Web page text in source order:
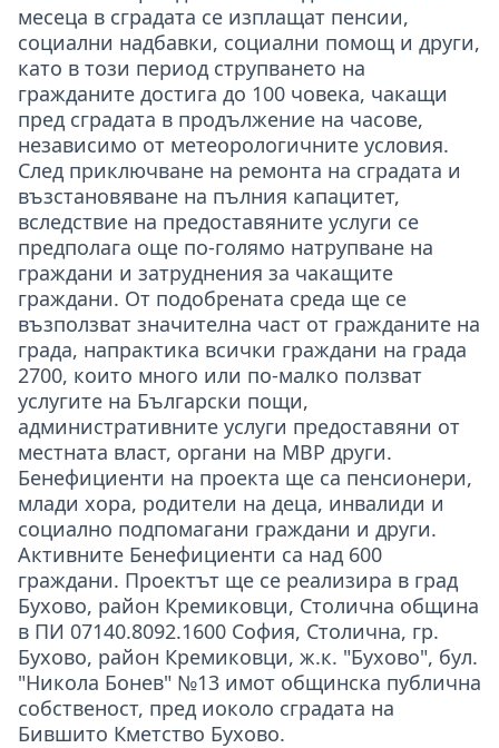
месеца в сградата се изплащат пенсии,
социални надбавки, социални помощ и други,
като в този период струпването на
гражданите достига до 100 човека, чакащи
пред сградата в продължение на часове,
независимо от метеорологичните условия.
След приключване на ремонта на сградата и
възстановяване на пълния капацитет,
вследствие на предоставяните услуги се
предполага още по-голямо натрупване на
граждани и затруднения за чакащите
граждани. От подобрената среда ще се
възползват значителна част от гражданите на
града, напрактика всички граждани на града
2700, които много или по-малко ползват
услугите на Български пощи,
административните услуги предоставяни от
местната власт, органи на МВР други.
Бенефициенти на проекта ще са пенсионери,
млади хора, родители на деца, инвалиди и
социално подпомагани граждани и други.
Активните Бенефициенти са над 600
граждани. Проектът ще се реализира в град
Бухово, район Кремиковци, Столична община
в ПИ 07140.8092.1600 София, Столична, гр.
Бухово, район Кремиковци, ж.к. "Бухово", бул.
"Никола Бонев" №13 имот общинска публична
собственост, пред иоколо сградата на
Бившито Кметство Бухово.